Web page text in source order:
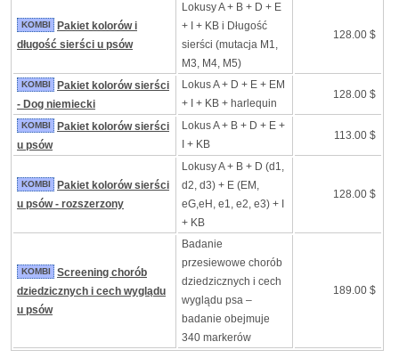
KOMBI
Pakiet kolorów i
długość sierści u psów
Lokusy A + B + D + E
+ I + KB i Długość
sierści (mutacja M1,
M3, M4, M5)
128.00 $
KOMBI
Pakiet kolorów sierści
- Dog niemiecki
Lokus A + D + E + EM
+ I + KB + harlequin
128.00 $
KOMBI
Pakiet kolorów sierści
u psów
Lokus A + B + D + E +
I + KB
113.00 $
KOMBI
Pakiet kolorów sierści
u psów - rozszerzony
Lokusy A + B + D (d1,
d2, d3) + E (EM,
eG,eH, e1, e2, e3) + I
+ KB
128.00 $
KOMBI
Screening chorób
dziedzicznych i cech wyglądu
u psów
Badanie
przesiewowe chorób
dziedzicznych i cech
wyglądu psa –
badanie obejmuje
340 markerów
189.00 $